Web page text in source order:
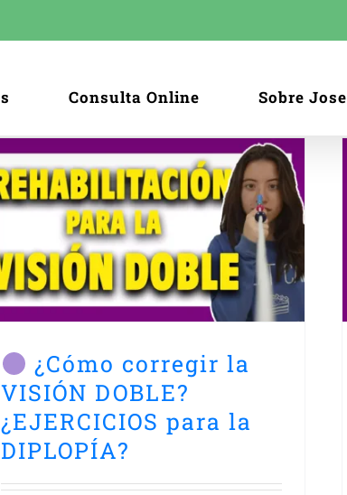
Consulta Online Sobre Jose
¿Cómo corregir la
VISIÓN DOBLE?
¿EJERCICIOS para la
DIPLOPÍA?
¿Visión doble
REPENTINA? ⇨ Sigue estos
pasos
Vision doble